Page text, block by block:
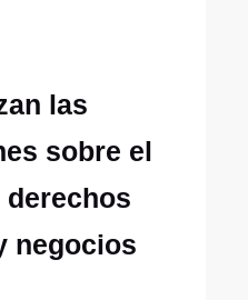
las
sobre el
derechos
negocios